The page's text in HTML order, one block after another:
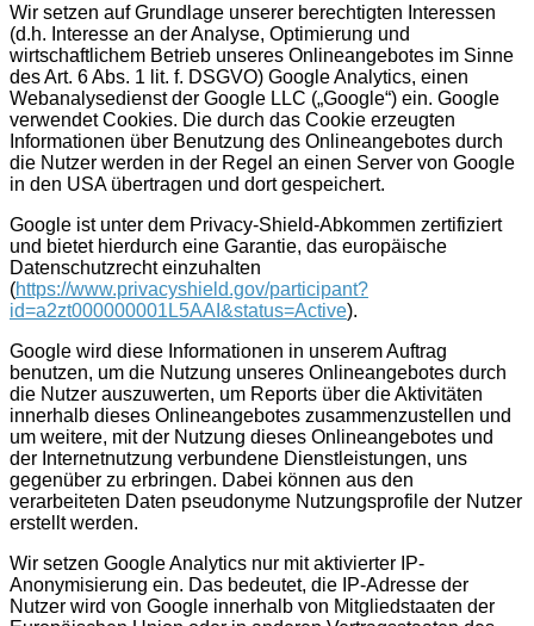
Wir setzen auf Grundlage unserer berechtigten Interessen
(d.h. Interesse an der Analyse, Optimierung und
wirtschaftlichem Betrieb unseres Onlineangebotes im Sinne
des Art. 6 Abs. 1 lit. f. DSGVO) Google Analytics, einen
Webanalysedienst der Google LLC („Google“) ein. Google
verwendet Cookies. Die durch das Cookie erzeugten
Informationen über Benutzung des Onlineangebotes durch
die Nutzer werden in der Regel an einen Server von Google
in den USA übertragen und dort gespeichert.
Google ist unter dem Privacy-Shield-Abkommen zertifiziert
und bietet hierdurch eine Garantie, das europäische
Datenschutzrecht einzuhalten
(https://www.privacyshield.gov/participant?
id=a2zt000000001L5AAI&status=Active).
Google wird diese Informationen in unserem Auftrag
benutzen, um die Nutzung unseres Onlineangebotes durch
die Nutzer auszuwerten, um Reports über die Aktivitäten
innerhalb dieses Onlineangebotes zusammenzustellen und
um weitere, mit der Nutzung dieses Onlineangebotes und
der Internetnutzung verbundene Dienstleistungen, uns
gegenüber zu erbringen. Dabei können aus den
verarbeiteten Daten pseudonyme Nutzungsprofile der Nutzer
erstellt werden.
Wir setzen Google Analytics nur mit aktivierter IP-
Anonymisierung ein. Das bedeutet, die IP-Adresse der
Nutzer wird von Google innerhalb von Mitgliedstaaten der